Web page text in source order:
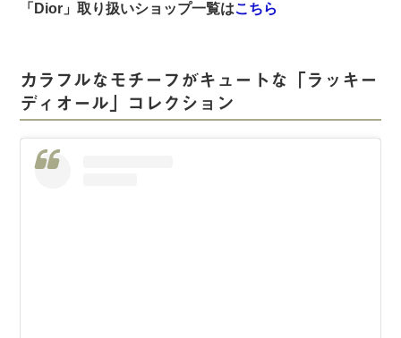
「Dior」取り扱いショップ一覧はこちら
カラフルなモチーフがキュートな「ラッキー
ディオール」コレクション